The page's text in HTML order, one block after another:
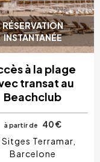
RÉSERVATION
INSTANTANÉE
à la plage
transat au
Beachclub
à partir de
40 €
Sitges Terramar
Barcelone